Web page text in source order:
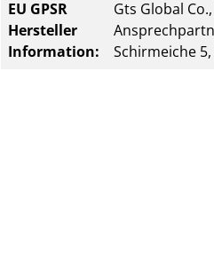
EU GPSR
Hersteller
Information:
Gts Global
Schirmeiche